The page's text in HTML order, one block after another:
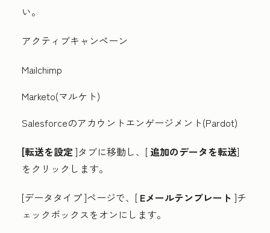
い。
アクティブキャンペーン
Mailchimp
Marketo(マルケト)
Salesforceのアカウントエンゲージメント(Pardot)
[転送を設定]タブに移動し、[ 追加のデータを転送]
をクリックします。
[データタイプ]ページで、[ Eメールテンプレート ]チ
ェックボックスをオンにします。